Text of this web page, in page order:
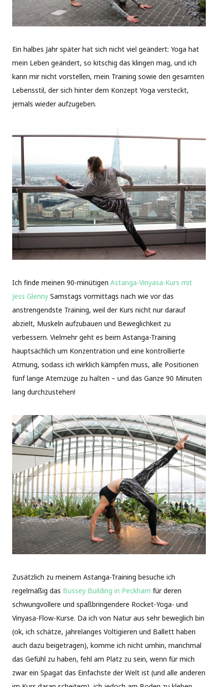
Ein halbes Jahr später hat sich nicht viel geändert: Yoga hat
mein Leben geändert, so kitschig das klingen mag, und ich
kann mir nicht vorstellen, mein Training sowie den gesamten
Lebensstil, der sich hinter dem Konzept Yoga versteckt,
jemals wieder aufzugeben.
Ich finde meinen 90-minütigen Astanga-Vinyasa-Kurs mit
Jess Glenny Samstags vormittags nach wie vor das
anstrengendste Training, weil der Kurs nicht nur darauf
abzielt, Muskeln aufzubauen und Beweglichkeit zu
verbessern. Vielmehr geht es beim Astanga-Training
hauptsächlich um Konzentration und eine kontrollierte
Atmung, sodass ich wirklich kämpfen muss, alle Positionen
fünf lange Atemzüge zu halten – und das Ganze 90 Minuten
lang durchzustehen!
Zusätzlich zu meinem Astanga-Training besuche ich
regelmäßig das Bussey Building in Peckham für deren
schwungvollere und spaßbringendere Rocket-Yoga- und
Vinyasa-Flow-Kurse. Da ich von Natur aus sehr beweglich bin
(ok, ich schätze, jahrelanges Voltigieren und Ballett haben
auch dazu beigetragen), komme ich nicht umhin, manchmal
das Gefühl zu haben, fehl am Platz zu sein, wenn für mich
zwar ein Spagat das Einfachste der Welt ist (und alle anderen